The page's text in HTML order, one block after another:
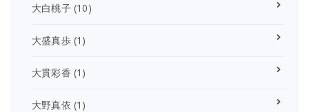
大白桃子(10)
大盛真歩(1)
大貫彩香 (1)
大野真依 (1)